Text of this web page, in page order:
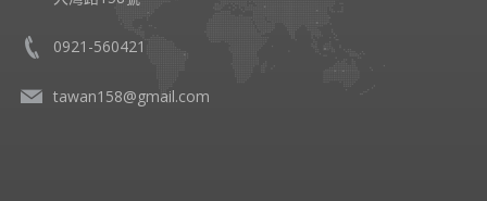
0921-560421
tawan158@gmail.com